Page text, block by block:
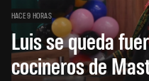
HACE 9 HORAS
Luis se queda
cocineros de